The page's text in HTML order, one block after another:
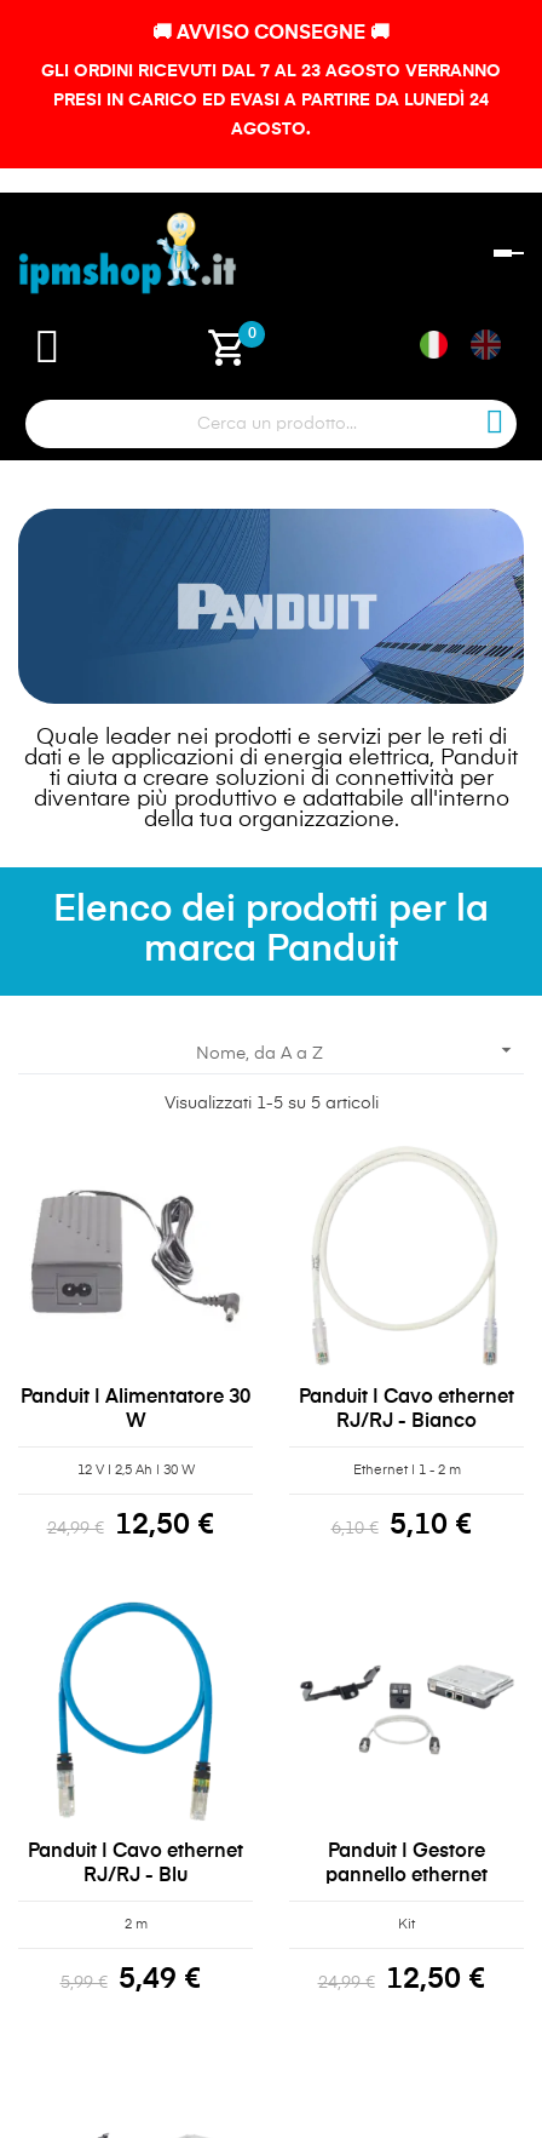
🚚 AVVISO CONSEGNE 🚚
GLI ORDINI RICEVUTI DAL 7 AL 23 AGOSTO VERRANNO
PRESI IN CARICO ED EVASI A PARTIRE DA LUNEDÌ 24
AGOSTO.
shopping_cart0
Quale leader nei prodotti e servizi per le reti di
dati e le applicazioni di energia elettrica, Panduit
ti aiuta a creare soluzioni di connettività per
diventare più produttivo e adattabile all'interno
della tua organizzazione.
Elenco dei prodotti per la
marca Panduit
Nome, da A a Z 
Visualizzati 1-5 su 5 articoli
Panduit | Alimentatore 30
W
12 V | 2,5 Ah | 30 W
24,99 € 12,50 €
Panduit | Cavo ethernet
RJ/RJ - Bianco
Ethernet | 1 - 2 m
6,10 € 5,10 €
Panduit | Cavo ethernet
RJ/RJ - Blu
2 m
5,99 € 5,49 €
Panduit | Gestore
pannello ethernet
Kit
24,99 € 12,50 €